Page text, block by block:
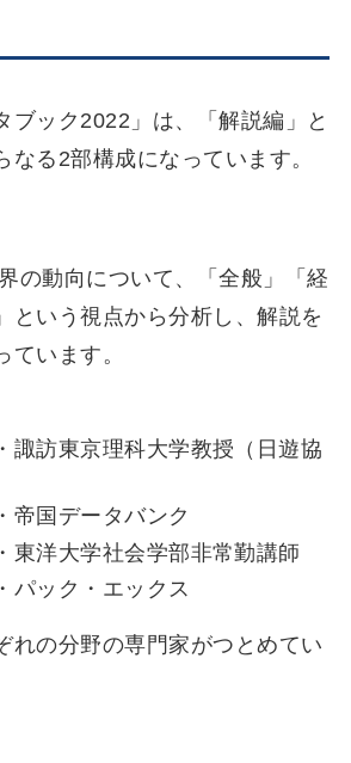
ブック2022」は、「解説編」と
なる2部構成になっています。
の動向について、「全般」「経
という視点から分析し、解説を
ています。
諏訪東京理科大学教授（日遊協
帝国データバンク
東洋大学社会学部非常勤講師
パック・エックス
れの分野の専門家がつとめてい